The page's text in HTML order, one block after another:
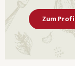
Zum Profil